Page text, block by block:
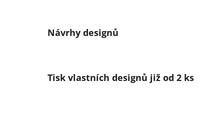
Návrhy designů
Tisk vlastních designů již od 2 ks